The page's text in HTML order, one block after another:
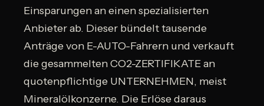
Einsparungen an einen spezialisierten
Anbieter ab. Dieser bündelt tausende
Anträge von E-AUTO-Fahrern und verkauft
die gesammelten CO2-ZERTIFIKATE an
quotenpflichtige UNTERNEHMEN, meist
Mineralölkonzerne. Die Erlöse daraus